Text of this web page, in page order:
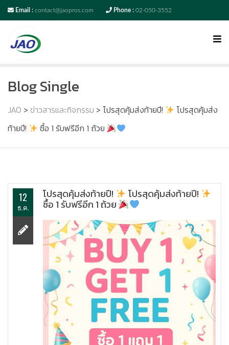
Email : contact@jaopros.com Phone : 02-050-3552
Blog Single
JAO > ข่าวสารและกิจกรรม > โปรสุดคุ้มส่งท้ายปี!
โปรสุดคุ้มส่ง
ท้ายปี!
ซื้อ 1 รับฟรีอีก 1 ถ้วย
12
ธ.ค.
โปรสุดคุ้มส่งท้ายปี! โปรสุดคุ้มส่งท้ายปี!
ซื้อ 1 รับฟรีอีก 1 ถ้วย